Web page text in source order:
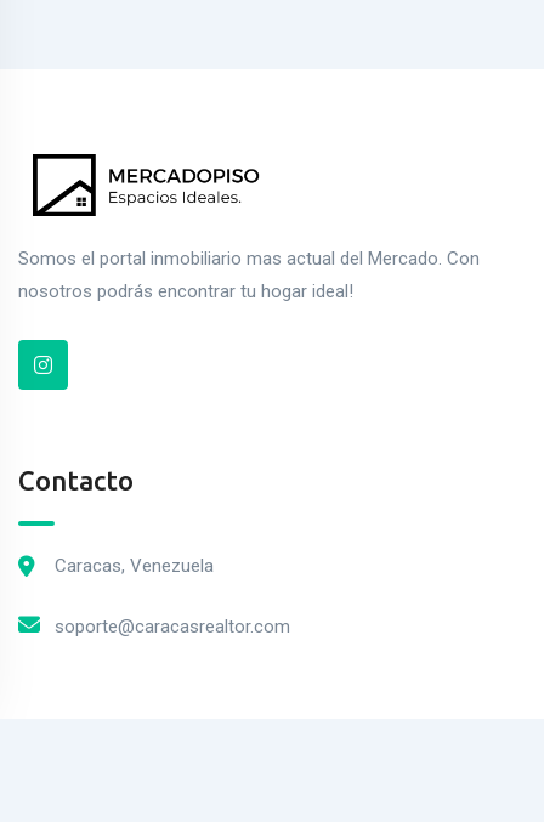
Somos el portal inmobiliario mas actual del Mercado. Con
nosotros podrás encontrar tu hogar ideal!
Contacto
Caracas, Venezuela
soporte@caracasrealtor.com